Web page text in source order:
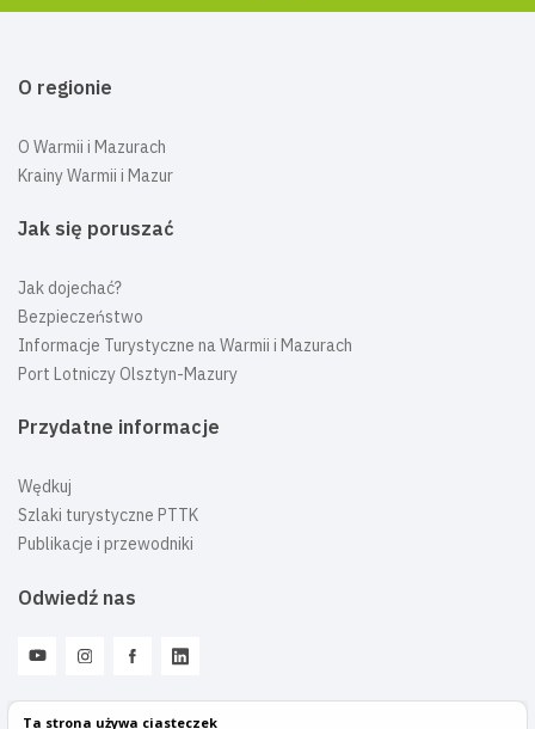
Ta strona używa ciasteczek
O regionie
O Warmii i Mazurach
Krainy Warmii i Mazur
Jak się poruszać
Jak dojechać?
Bezpieczeństwo
Informacje Turystyczne na Warmii i Mazurach
Port Lotniczy Olsztyn-Mazury
Przydatne informacje
Wędkuj
Szlaki turystyczne PTTK
Publikacje i przewodniki
Odwiedź nas